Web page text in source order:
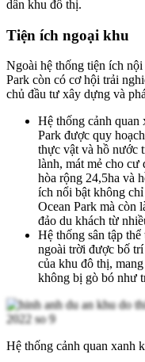
dân khu đô thị.
Tiện ích ngoại khu
Ngoài hệ thống tiện ích
Park còn có cơ hội trải
chủ đầu tư xây dựng và
Hệ thống cảnh quan
Park được quy
thực vật và hồ nước
lành, mát mẻ cho
hòa rộng 24,5ha và
ích nổi bật không
Ocean Park mà còn
đảo du khách từ
Hệ thống sân tập
ngoài trời được bố
của khu đô thị,
không bị gò bó như
Hệ thống cảnh quan xanh